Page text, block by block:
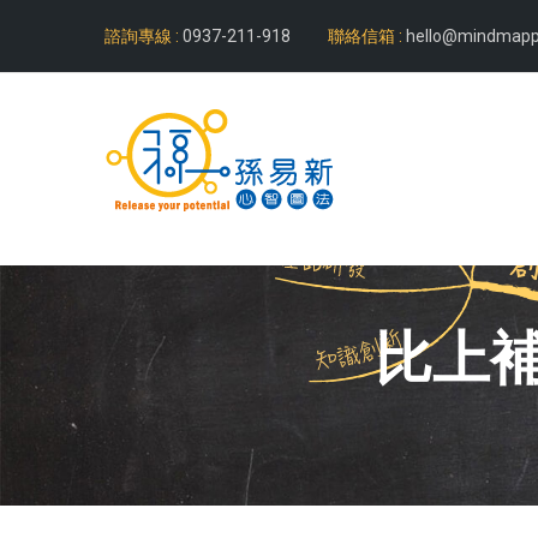
諮詢專線 : 0937-211-918 聯絡信箱 :
比上